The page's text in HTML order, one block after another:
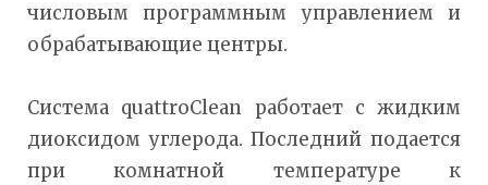
числовым программным управлением и
обрабатывающие центры.
Система quattroClean работает с жидким
диоксидом углерода. Последний подается
при комнатной температуре к